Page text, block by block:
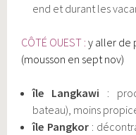
end et durant les
CÔTÉ OUEST : y aller de
(mousson en sept nov)
île Langkawi :
bateau), moins
île Pangkor: